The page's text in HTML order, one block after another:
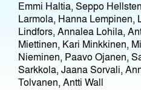
Emmi Haltia, Seppo
Larmola, Hanna Lempinen,
Lindfors, Annalea Lohila,
Miettinen, Kari Minkkinen,
Nieminen, Paavo Ojanen,
Sarkkola, Jaana Sorvali,
Tolvanen, Antti Wall